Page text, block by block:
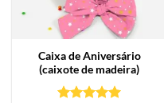
Caixa deAniversário
(caixote de madeira)